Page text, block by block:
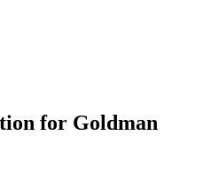
for Goldman